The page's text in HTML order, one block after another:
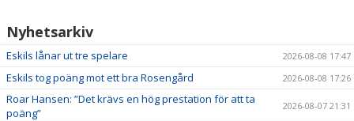
Nyhetsarkiv
Eskils lånar ut tre spelare 2026-08-08 17:47
Eskils tog poäng mot ett bra Rosengård 2026-08-08 17:26
Roar Hansen: ”Det krävs en hög prestation för att ta
poäng”
2026-08-07 21:31